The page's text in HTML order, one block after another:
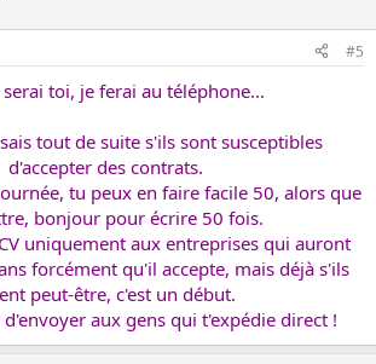
#5
toi, je ferai au téléphone...
tout de suite s'ils sont susceptibles
d'accepter des contrats.
tu peux en faire facile 50, alors que
bonjour pour écrire 50 fois.
uniquement aux entreprises qui auront
forcément qu'il accepte, mais déjà s'ils
peut-être, c'est un début.
d'envoyer aux gens qui t'expédie direct !